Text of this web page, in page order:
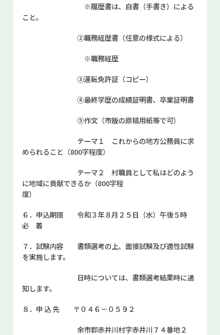
※履歴書は、自書（手書き）による
こと。
②職務経歴書（任意の様式による）
※職務経歴
③運転免許証（コピー）
④最終学歴の成績証明書、卒業証明書
⑤作文（市販の原稿用紙等で可）
テーマ１ これからの地方公務員に求
められること（800字程度）
テーマ２ 村職員として私はどのよう
に地域に貢献できるか（800字程
度）
６．申込期限 令和３年８月２５日（水）午後５時
必 着
７．試験内容 書類選考の上、面接試験及び適性試験
を実施します。
日時については、書類選考結果時に通
知します。
８．申 込 先 〒０４６－０５９２
余市郡赤井川村字赤井川７４番地２